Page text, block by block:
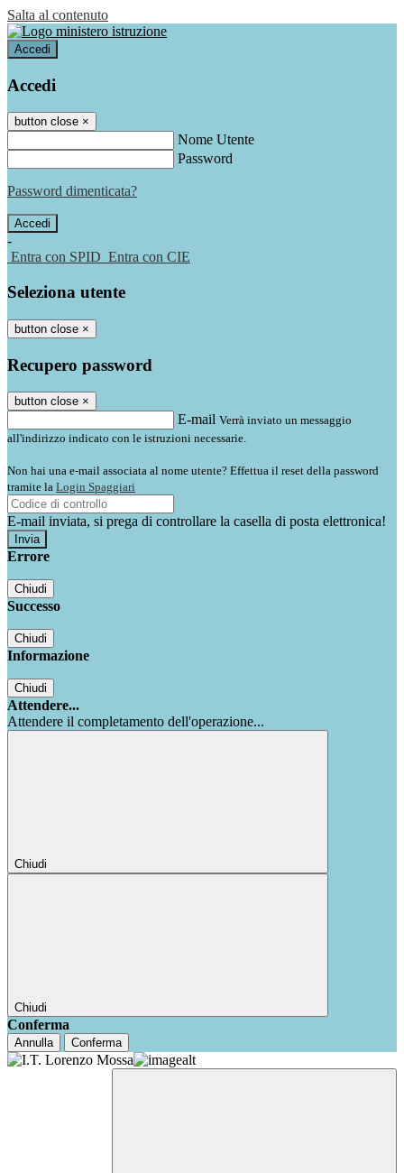
Salta al contenuto
Accedi
Accedi
button close ×
Nome Utente
Password
Password dimenticata?
-
Entra con SPID Entra con CIE
Seleziona utente
button close ×
Recupero password
button close ×
E-mail Verrà inviato un messaggio
all'indirizzo indicato con le istruzioni necessarie.
Non hai una e-mail associata al nome utente? Effettua il reset della password
tramite la Login Spaggiari
E-mail inviata, si prega di controllare la casella di posta elettronica!
Errore
Chiudi
Successo
Chiudi
Informazione
Chiudi
Attendere...
Attendere il completamento dell'operazione...
Chiudi
Chiudi
Conferma
Annulla Conferma